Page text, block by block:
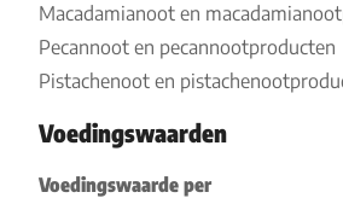
Macadamianoot en
Pecannoot en pecannootproducten
Pistachenoot en
Voedingswaarden
Voedingswaarde per